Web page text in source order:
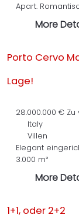
Apart.
More
Porto Cervo
Lage!
28.000.000 € Zu
Italy
Villen
Elegant
3.000 m²
More
1+1, oder 2+2